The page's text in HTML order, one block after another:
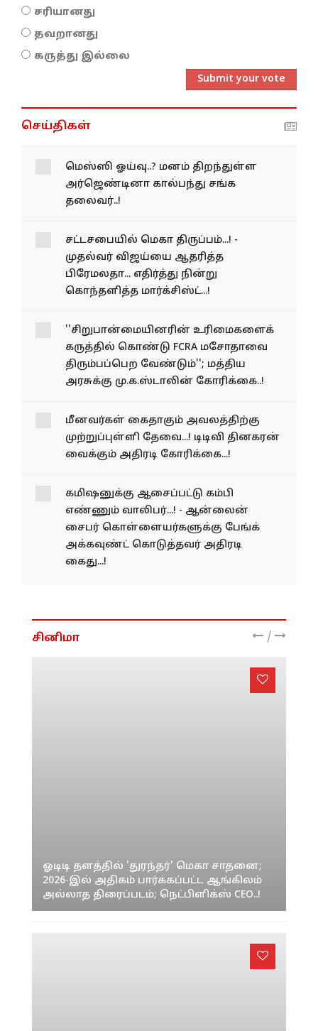
சரியானது
தவறானது
கருத்து இல்லை
Submit your vote
செய்திகள்
மெஸ்ஸி ஓய்வு..? மனம்
திறந்துள்ள அர்ஜெண்டினா
சட்டசபையில் மெகா திருப்பம்...! -
முதல்வர் விஜய்யை ஆதரித்த
பிரேமலதா... எதிர்த்து நின்று
கொந்தளித்த மார்க்சிஸ்ட்...!
''சிறுபான்மையினரின் உரிமைகளைக்
கருத்தில் கொண்டு FCRA மசோதாவை
திரும்பப்பெற வேண்டும்''; மத்திய
அரசுக்கு மு.க.ஸ்டாலின் கோரிக்கை..!
மீனவர்கள் கைதாகும் அவலத்திற்கு
முற்றுப்புள்ளி தேவை...! டிடிவி தினகரன்
வைக்கும் அதிரடி கோரிக்கை...!
கமிஷனுக்கு ஆசைப்பட்டு கம்பி
எண்ணும் வாலிபர்...! - ஆன்லைன்
சைபர் கொள்ளையர்களுக்கு பேங்க்
அக்கவுண்ட் கொடுத்தவர் அதிரடி
கைது...!
சினிமா /
ஓடிடி தளத்தில் 'துரந்தர்' மெகா சாதனை;
2026-இல் அதிகம் பார்க்கப்பட்ட ஆங்கிலம்
அல்லாத திரைப்படம்; நெட்பிளிக்ஸ் CEO..!